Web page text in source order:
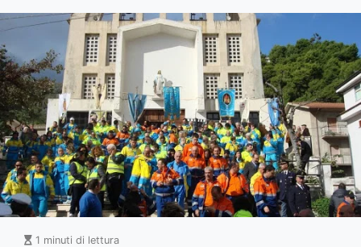
1 minuti di lettura